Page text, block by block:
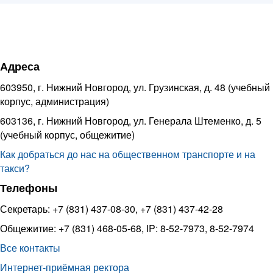
Адреса
603950, г. Нижний Новгород, ул. Грузинская, д. 48 (учебный
корпус, администрация)
603136, г. Нижний Новгород, ул. Генерала Штеменко, д. 5
(учебный корпус, общежитие)
Как добраться до нас на общественном транспорте и на
такси?
Телефоны
Секретарь: +7 (831) 437-08-30, +7 (831) 437-42-28
Общежитие: +7 (831) 468-05-68, IP: 8-52-7973, 8-52-7974
Все контакты
Интернет-приёмная ректора